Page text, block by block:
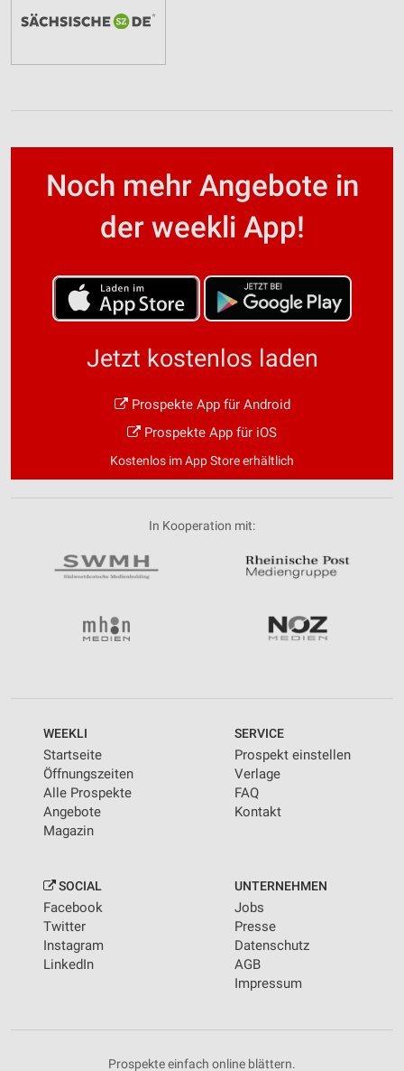
Noch mehr Angebote in
der weekli App!
Jetzt kostenlos laden
Prospekte App für Android
Prospekte App für iOS
Kostenlos im App Store erhältlich
In Kooperation mit:
WEEKLI
Startseite
Öffnungszeiten
Alle Prospekte
Angebote
Magazin
SERVICE
Prospekt einstellen
Verlage
FAQ
Kontakt
SOCIAL
Facebook
Twitter
Instagram
LinkedIn
UNTERNEHMEN
Jobs
Presse
Datenschutz
AGB
Impressum
Prospekte einfach online blättern.